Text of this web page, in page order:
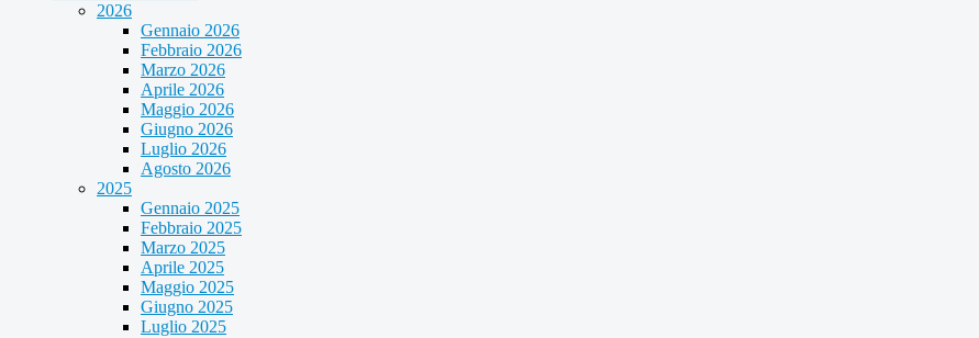
2026
Gennaio 2026
Febbraio 2026
Marzo 2026
Aprile 2026
Maggio 2026
Giugno 2026
Luglio 2026
Agosto 2026
2025
Gennaio 2025
Febbraio 2025
Marzo 2025
Aprile 2025
Maggio 2025
Giugno 2025
Luglio 2025